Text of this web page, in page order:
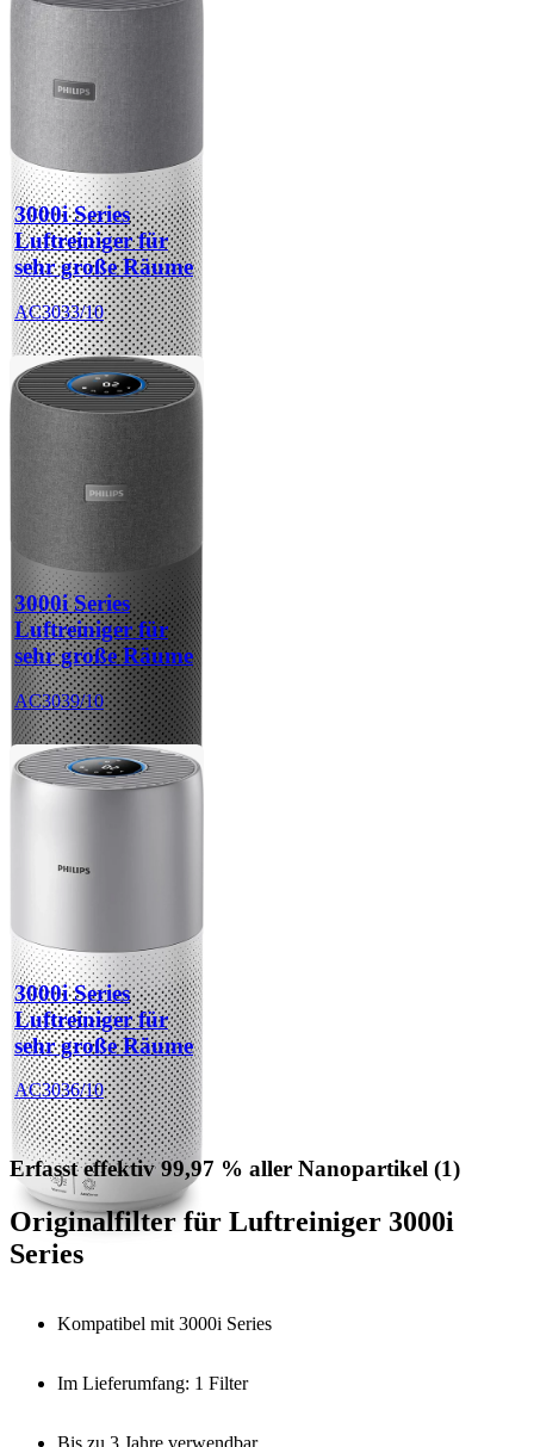
3000i Series
Luftreiniger für
sehr große Räume
AC3033/10
3000i Series
Luftreiniger für
sehr große Räume
AC3039/10
3000i Series
Luftreiniger für
sehr große Räume
AC3036/10
Erfasst effektiv 99,97 % aller Nanopartikel (1)
Originalfilter für Luftreiniger 3000i
Series
Kompatibel mit 3000i Series
Im Lieferumfang: 1 Filter
Bis zu 3 Jahre verwendbar